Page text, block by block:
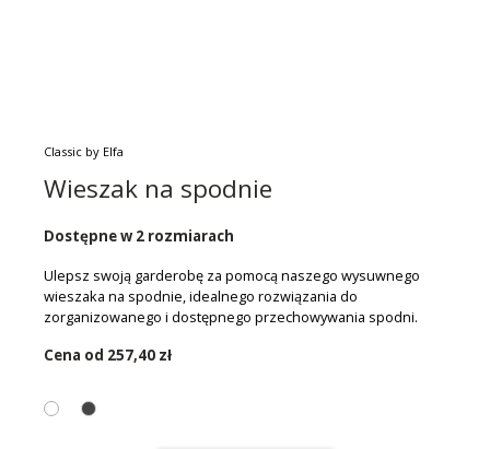
Classic by Elfa
Wieszak na spodnie
Dostępne w 2 rozmiarach
Ulepsz swoją garderobę za pomocą naszego wysuwnego
wieszaka na spodnie, idealnego rozwiązania do
zorganizowanego i dostępnego przechowywania spodni.
Cena od 257,40 zł